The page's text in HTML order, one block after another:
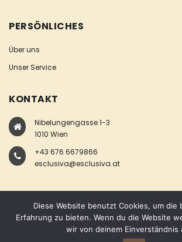
PERSÖNLICHES
Über uns
Unser Service
KONTAKT
Nibelungengasse 1-3
1010 Wien
+43 676 6679866
esclusiva@esclusiva.at
COPYRIGHT © ESCLUSIVA
Diese Website benutzt Cookies, um die
Erfahrung zu bieten. Wenn du die Website
wir von deinem Einverständnis